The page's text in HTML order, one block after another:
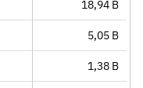
18,94 B
5,05 B
1,38 B